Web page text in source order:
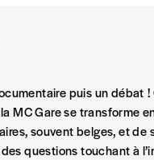
uniquement en
puis un débat
MC Gare se transforme
souvent belges, et
questions touchant à